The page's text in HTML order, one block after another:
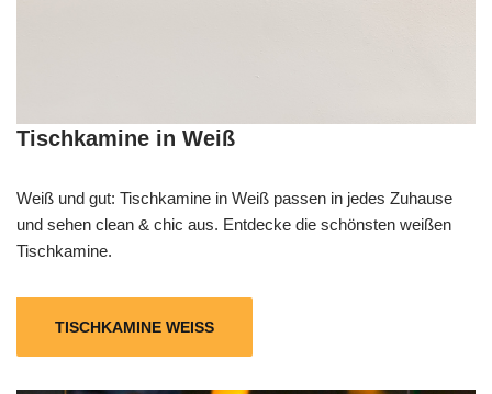
Tischkamine in Weiß
Weiß und gut: Tischkamine in Weiß passen in jedes Zuhause
und sehen clean & chic aus. Entdecke die schönsten weißen
Tischkamine.
TISCHKAMINE WEISS